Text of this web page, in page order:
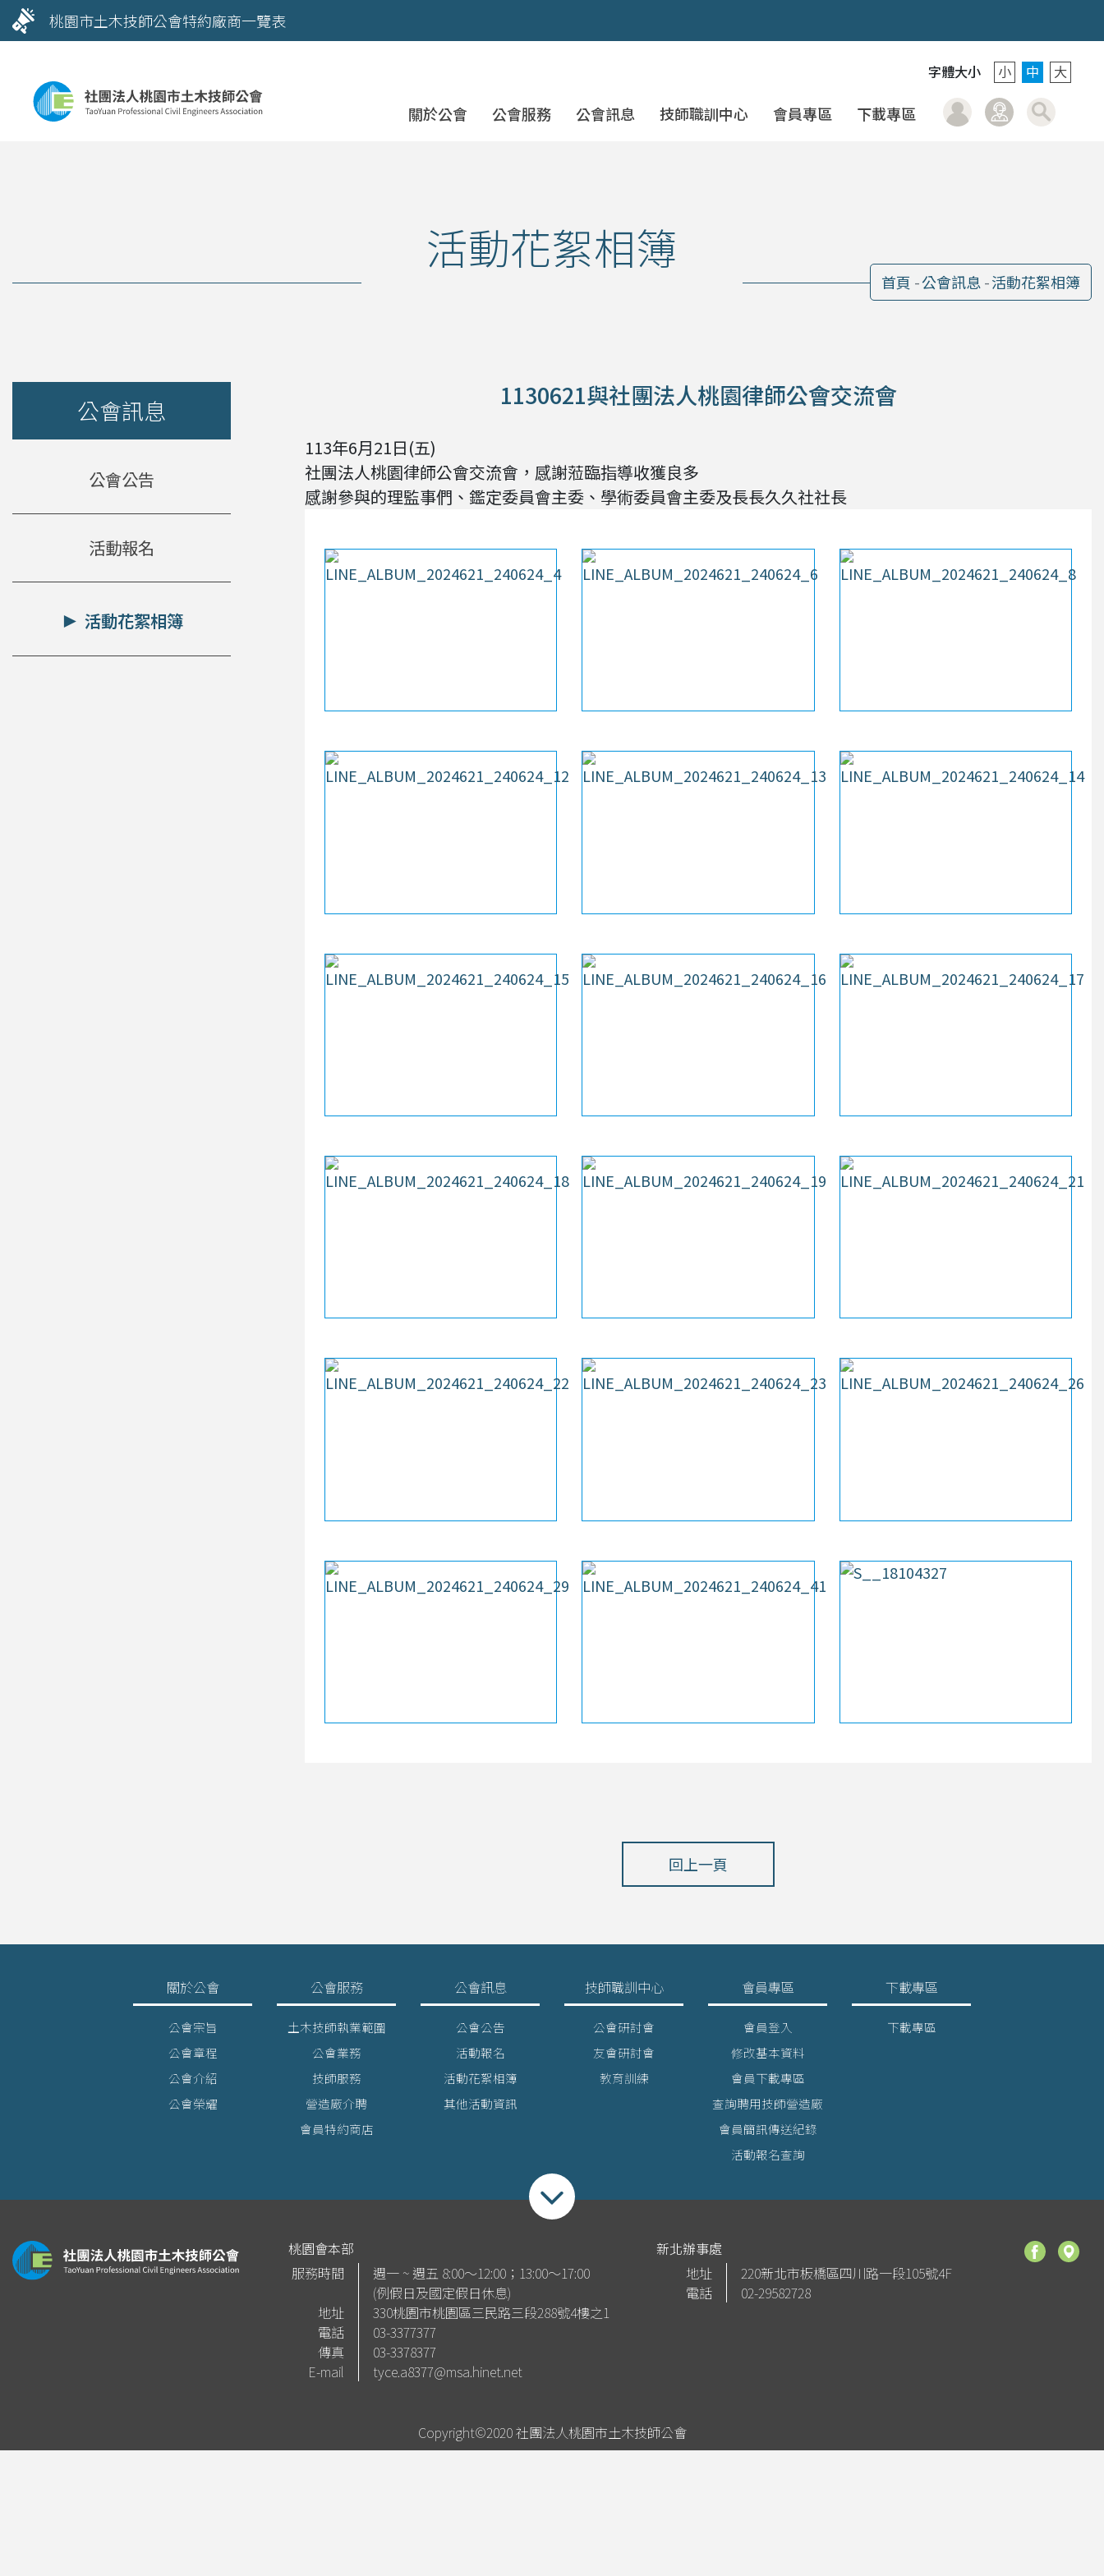
桃園市土木技師公會特約廠商一覽表
關於公會 公會服務 公會訊息 技師職訓中心 會員專區 下載專區
字體大小 小 中 大
會員登入聯絡我們
活動花絮相簿
首頁 公會訊息 活動花絮相簿
公會訊息
公會公告
活動報名
活動花絮相簿
1130621與社團法人桃園律師公會交流會
113年6月21日(五)
社團法人桃園律師公會交流會，感謝蒞臨指導收獲良多
感謝參與的理監事們、鑑定委員會主委 、 學術委員會主委及長長久久社社長
回上一頁
關於公會
公會宗旨
公會章程
公會介紹
公會榮耀
公會服務
土木技師執業範圍
公會業務
技師服務
營造廠介聘
會員特約商店
公會訊息
公會公告
活動報名
活動花絮相簿
其他活動資訊
技師職訓中心
公會研討會
友會研討會
教育訓練
會員專區
會員登入
修改基本資料
會員下載專區
查詢聘用技師營造廠
會員簡訊傳送紀錄
活動報名查詢
下載專區
下載專區
桃園會本部
服務時間
週一 ~ 週五 8:00～12:00；13:00～17:00
(例假日及國定假日休息)
地址
330桃園市桃園區三民路三段288號4樓之1
電話
03-3377377
傳真
03-3378377
E-mail
tyce.a8377@msa.hinet.net
新北辦事處
地址
220新北市板橋區四川路一段105號4F
電話
02-29582728
Copyright©2020 社團法人桃園市土木技師公會